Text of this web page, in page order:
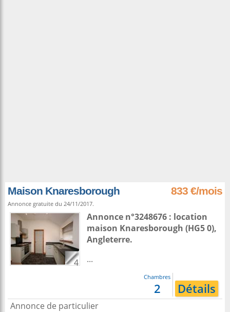
Maison Knaresborough 833 €/mois
Annonce gratuite du 24/11/2017.
4
Annonce n°3248676 : location
maison Knaresborough (HG5 0),
Angleterre.
...
Chambres
2 Détails
Annonce de particulier